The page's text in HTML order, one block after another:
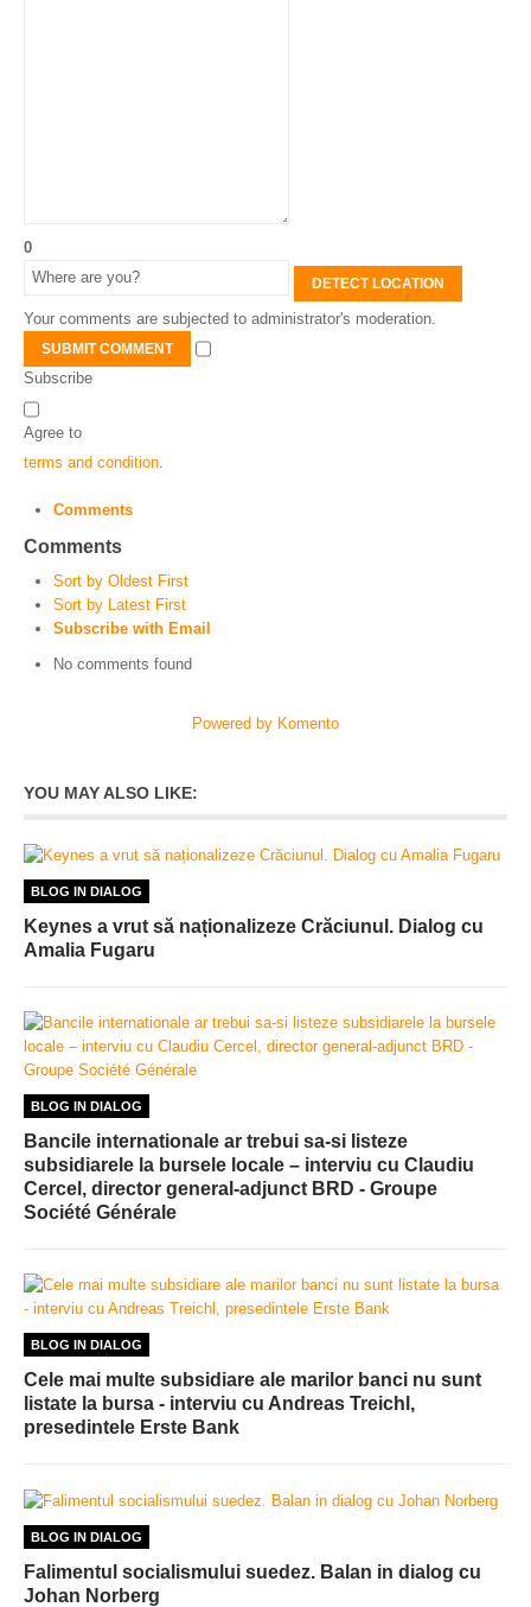
0
DETECT LOCATION
Your comments are subjected to administrator's moderation.
SUBMIT COMMENT
Subscribe
Agree to
terms and condition
Comments
Comments
Sort by Oldest First
Sort by Latest First
Subscribe with Email
No comments found
Powered by Komento
YOU MAY ALSO LIKE:
BLOG IN DIALOG
Keynes a vrut să naționalizeze Crăciunul. Dialog cu
Amalia Fugaru
BLOG IN DIALOG
Bancile internationale ar trebui sa-si listeze
subsidiarele la bursele locale – interviu cu Claudiu
Cercel, director general-adjunct BRD - Groupe
Société Générale
BLOG IN DIALOG
Cele mai multe subsidiare ale marilor banci nu sunt
listate la bursa - interviu cu Andreas Treichl,
presedintele Erste Bank
BLOG IN DIALOG
Falimentul socialismului suedez. Balan in dialog cu
Johan Norberg